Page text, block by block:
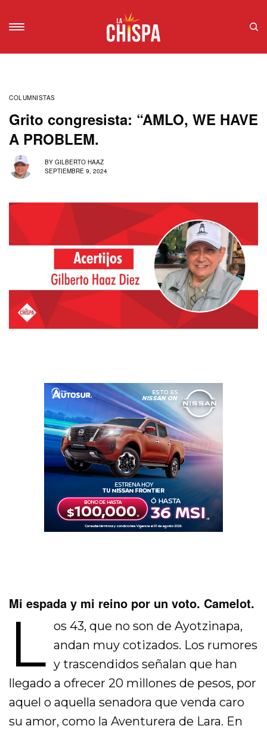
COLUMNISTAS
Grito congresista: “AMLO, WE HAVE
A PROBLEM.
BY GILBERTO HAAZ
SEPTIEMBRE 9, 2024
Mi espada y mi reino por un voto. Camelot.
L os 43, que no son de Ayotzinapa,
andan muy cotizados. Los rumores
y trascendidos señalan que han
llegado a ofrecer 20 millones de pesos, por
aquel o aquella senadora que venda caro
su amor, como la Aventurera de Lara. En